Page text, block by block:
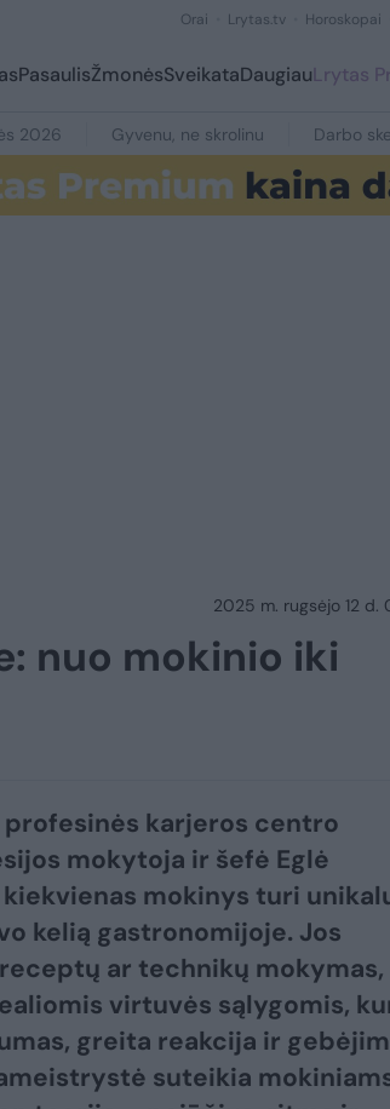
Orai Lrytas.tv Horoskopai
PasaulisŽmonėsSveikataDaugiauLrytas
2026 Gyvenu, ne skrolinu Darbo
2025 m. rugsėjo 12 d.
nuo mokinio iki
karjeros centro
mokytoja ir šefė Eglė
mokinys turi
kelią gastronomijoje. Jos
ar technikų
virtuvės sąlygomis,
greita reakcija ir
suteikia